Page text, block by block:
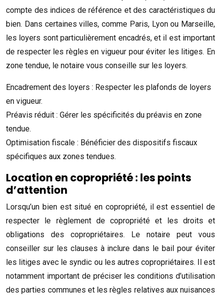
compte des indices de référence et des caractéristiques du
bien. Dans certaines villes, comme Paris, Lyon ou Marseille,
les loyers sont particulièrement encadrés, et il est important
de respecter les règles en vigueur pour éviter les litiges. En
zone tendue, le notaire vous conseille sur les loyers.
Encadrement des loyers : Respecter les plafonds de loyers
en vigueur.
Préavis réduit : Gérer les spécificités du préavis en zone
tendue.
Optimisation fiscale : Bénéficier des dispositifs fiscaux
spécifiques aux zones tendues.
Location en copropriété : les points
d’attention
Lorsqu’un bien est situé en copropriété, il est essentiel de
respecter le règlement de copropriété et les droits et
obligations des copropriétaires. Le notaire peut vous
conseiller sur les clauses à inclure dans le bail pour éviter
les litiges avec le syndic ou les autres copropriétaires. Il est
notamment important de préciser les conditions d’utilisation
des parties communes et les règles relatives aux nuisances